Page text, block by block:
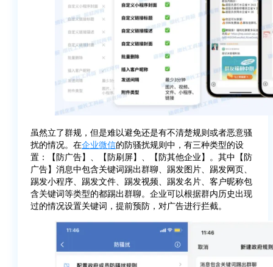
虽然立了群规，但是难以避免还是有不清楚规则或者恶意骚
扰的情况。在企业微信的防骚扰规则中，有三种类型的设
置：【防广告】、【防刷屏】、【防其他企业】。其中【防
广告】消息中包含关键词踢出群聊、踢发图片、踢发网页、
踢发小程序、踢发文件、踢发视频、踢发名片、客户昵称包
含关键词等类型的都踢出群聊。企业可以根据群内历史出现
过的情况设置关键词，提前预防，对广告进行拦截。